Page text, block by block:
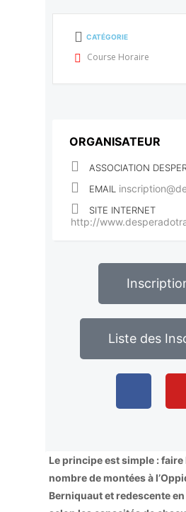
CATÉGORIE
Course Horaire
ORGANISATEUR
ASSOCIATION
EMAIL
SITE INTERNET
http://
Liste des
Le principe est simple :
nombre de montées à
Berniquaut et redescente